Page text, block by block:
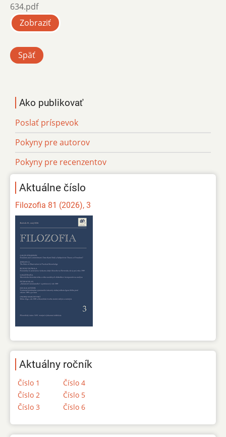
634.pdf
Zobraziť
Späť
Ako publikovať
Poslať príspevok
Pokyny pre autorov
Pokyny pre recenzentov
Aktuálne číslo
Filozofia 81 (2026), 3
Aktuálny ročník
Číslo 1
Číslo 2
Číslo 3
Číslo 4
Číslo 5
Číslo 6